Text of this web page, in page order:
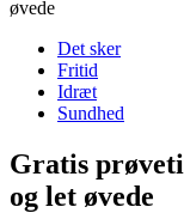
øvede
Det sker
Fritid
Idræt
Sundhed
Gratis
og let øvede